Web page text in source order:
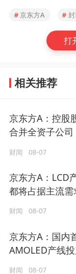
# 京东方A #
打
相关推荐
京东方A：控股
合并全资子公
财闻 08-07
京东方A：LCD
都将占据主流需
财闻 08-07
京东方A：国内
AMOLED产线
财闻 08-07